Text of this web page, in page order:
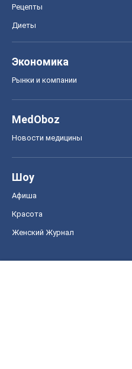
Рецепты
Диеты
Экономика
Рынки и компании
MedOboz
Новости медицины
Шоу
Афиша
Красота
Женский Журнал